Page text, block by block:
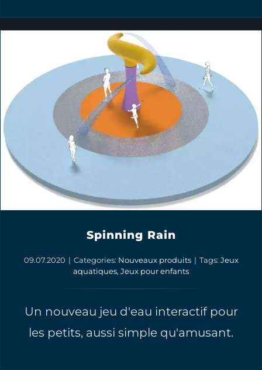
Spinning Rain
09.07.2020 | Categories: Nouveaux produits | Tags: Jeux
aquatiques, Jeux pour enfants
Un nouveau jeu d'eau interactif pour
les petits, aussi simple qu'amusant.